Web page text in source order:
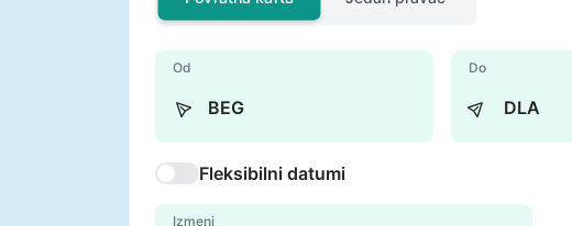
Od Do
Fleksibilni datumi
Izmeni